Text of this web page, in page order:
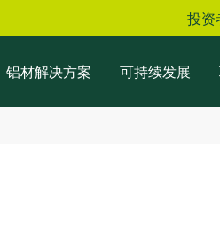
投资
铝材解决方案 可持续发展